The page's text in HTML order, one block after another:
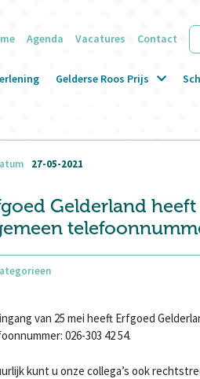
Agenda Vacatures Contact
Gelderse Roos Prijs
27-05-2021
Gelderland
van 25 mei heeft Erfgoed
026-303 42 54.
kunt u onze collega’s ook